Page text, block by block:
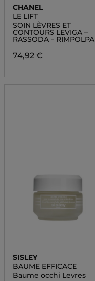
CHANEL
LE LIFT
SOIN LÈVRES ET
CONTOURS LEVIGA –
RASSODA – RIMPOLPA
74,92 €
SISLEY
BAUME EFFICACE
Baume occhi Levres